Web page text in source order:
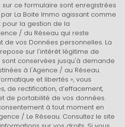
343 631
47,47 %
21,31 %
23,12 %
25 ans
28,27 %
37,48 %
sur ce formulaire sont enregistrées
La Boite Immo agissant comme
la gestion de la
/ du Réseau qui reste
de vos Données personnelles. La
sur l'intérêt légitime de
sont conservées jusqu'à demande
à l'Agence / au Réseau.
et libertés », vous
de rectification, d’effacement,
de portabilité de vos données.
à tout moment en
/ Le Réseau. Consultez le site